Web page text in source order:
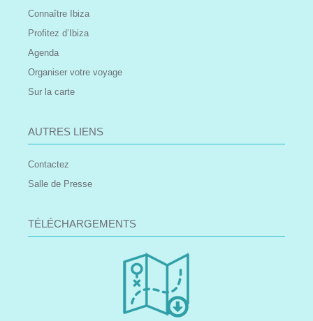
Connaître Ibiza
Profitez d’Ibiza
Agenda
Organiser votre voyage
Sur la carte
AUTRES LIENS
Contactez
Salle de Presse
TÉLÉCHARGEMENTS